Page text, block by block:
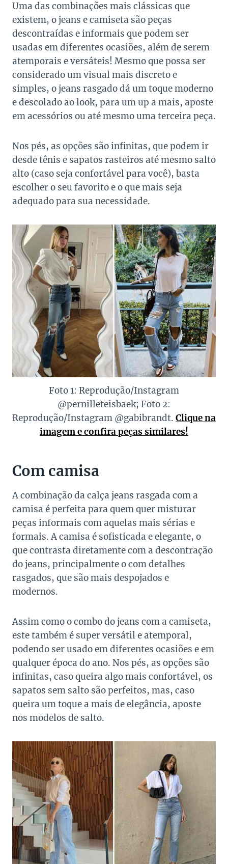
Uma das combinações mais clássicas que
existem, o jeans e camiseta são peças
descontraídas e informais que podem ser
usadas em diferentes ocasiões, além de serem
atemporais e versáteis! Mesmo que possa ser
considerado um visual mais discreto e
simples, o jeans rasgado dá um toque moderno
e descolado ao look, para um up a mais, aposte
em acessórios ou até mesmo uma terceira peça.
Nos pés, as opções são infinitas, que podem ir
desde tênis e sapatos rasteiros até mesmo salto
alto (caso seja confortável para você), basta
escolher o seu favorito e o que mais seja
adequado para sua necessidade.
Foto 1: Reprodução/Instagram
@pernilleteisbaek; Foto 2:
Reprodução/Instagram @gabibrandt. Clique na
imagem e confira peças similares!
Com camisa
A combinação da calça jeans rasgada com a
camisa é perfeita para quem quer misturar
peças informais com aquelas mais sérias e
formais. A camisa é sofisticada e elegante, o
que contrasta diretamente com a descontração
do jeans, principalmente o com detalhes
rasgados, que são mais despojados e
modernos.
Assim como o combo do jeans com a camiseta,
este também é super versátil e atemporal,
podendo ser usado em diferentes ocasiões e em
qualquer época do ano. Nos pés, as opções são
infinitas, caso queira algo mais confortável, os
sapatos sem salto são perfeitos, mas, caso
queira um toque a mais de elegância, aposte
nos modelos de salto.